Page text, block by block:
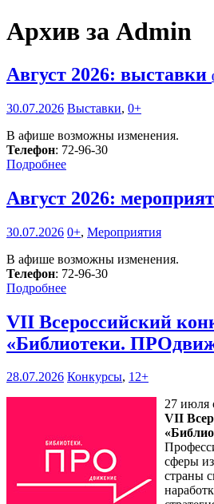
Архив за Admin
Август 2026: выставки
30.07.2026 Выставки, 0+
В афише возможны изменения.
Телефон: 72-96-30
Подробнее
Август 2026:
30.07.2026 0+, Мероприятия
В афише возможны изменения.
Телефон: 72-96-30
Подробнее
VII Всероссийский
«Библиотеки.
28.07.2026 Конкурсы, 12+
27 июля
VII
сферы
страны